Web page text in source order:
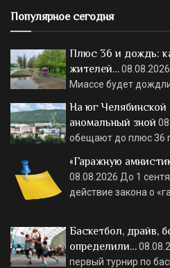
Популярное сегодня
Плюс 36 и дождь:
жителей…08.08.2026
Миассе будет
На юг Челябинской
аномальный зной
обещают до плюс 36
«Гаражную
08.08.2026 До 1
действие закона о
Баскетбол, драйв,
определили…
первый турнир по